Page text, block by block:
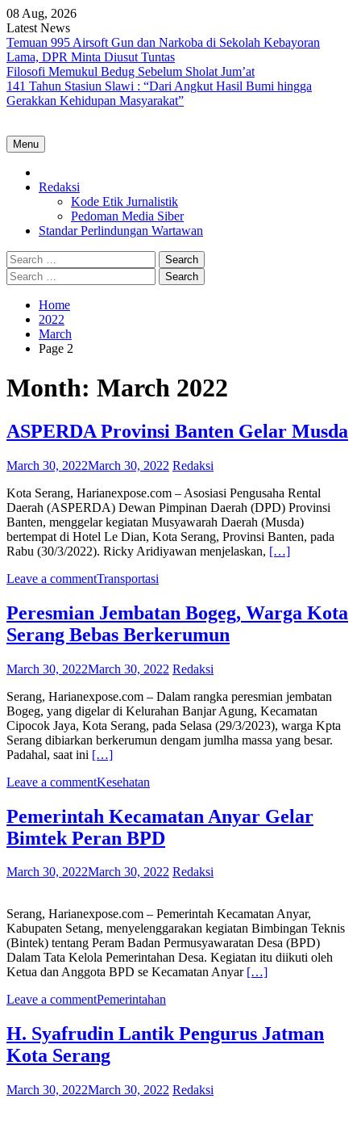
Skip
to
content
08 Aug, 2026
Latest News
Temuan 995 Airsoft Gun dan Narkoba di Sekolah Kebayoran
Lama, DPR Minta Diusut Tuntas
Filosofi Memukul Bedug Sebelum Sholat Jum’at
141 Tahun Stasiun Slawi : “Dari Angkut Hasil Bumi hingga
Gerakkan Kehidupan Masyarakat”
Menu
Redaksi
Kode Etik Jurnalistik
Pedoman Media Siber
Standar Perlindungan Wartawan
Search
for:
Search
for:
Home
2022
March
Page 2
Month: March 2022
ASPERDA Provinsi Banten Gelar Musda
March 30, 2022March 30, 2022 Redaksi
Kota Serang, Harianexpose.com – Asosiasi Pengusaha Rental
Daerah (ASPERDA) Dewan Pimpinan Daerah (DPD) Provinsi
Banten, menggelar kegiatan Musyawarah Daerah (Musda)
bertempat di Hotel Le Dian, Kota Serang, Provinsi Banten, pada
Rabu (30/3/2022). Ricky Aridiyawan menjelaskan, […]
Leave a commentTransportasi
Peresmian Jembatan Bogeg, Warga Kota
Serang Bebas Berkerumun
March 30, 2022March 30, 2022 Redaksi
Serang, Harianexpose.com – Dalam rangka peresmian jembatan
Bogeg, yang digelar di Kelurahan Banjar Agung, Kecamatan
Cipocok Jaya, Kota Serang, pada Selasa (29/3/2023), warga Kpta
Serang dibiarkan berkerumun dengam jumlha massa yang besar.
Padahal, saat ini […]
Leave a commentKesehatan
Pemerintah Kecamatan Anyar Gelar
Bimtek Peran BPD
March 30, 2022March 30, 2022 Redaksi
Serang, Harianexpose.com – Pemerintah Kecamatan Anyar,
Kabupaten Setang, menyelenggarakan kegiatan Bimbingan Teknis
(Bintek) tentang Peram Badan Permusyawaratan Desa (BPD)
Dalam Tata Kelola Pemerintahan Desa. Kegiatan itu diikuti oleh
Ketua dan Anggota BPD se Kecamatan Anyar […]
Leave a commentPemerintahan
H. Syafrudin Lantik Pengurus Jatman
Kota Serang
March 30, 2022March 30, 2022 Redaksi